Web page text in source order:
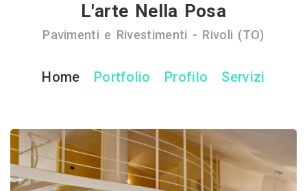
L'arte Nella Posa
Pavimenti e Rivestimenti - Rivoli (TO)
Home Portfolio Profilo Servizi